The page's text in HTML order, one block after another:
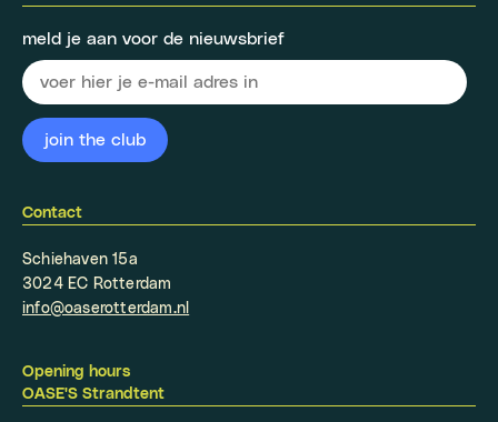
meld je aan voor de nieuwsbrief
Contact
Schiehaven 15a
3024 EC Rotterdam
info@oaserotterdam.nl
Opening hours
OASE'S Strandtent